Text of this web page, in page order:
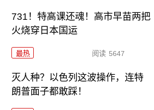
731！特高课还魂！高市早苗两把
火烧穿日本国运
最热 阅读 5647
灭人种？以色列这波操作，连特
朗普面子都敢踩！